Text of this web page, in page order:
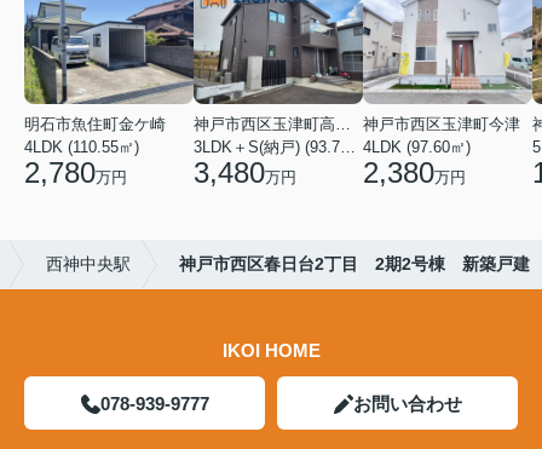
明石市魚住町金ケ崎
4LDK (110.55㎡)
2,780万円
神戸市西区玉津町高津橋
3LDK＋S(納戸) (93.74㎡)
3,480万円
神戸市西区玉津町今津
4LDK (97.60㎡)
2,380万円
西神中央駅 神戸市西区春日台2丁目 2期2号棟 新築戸建
IKOI HOME
078-939-9777 お問い合わせ